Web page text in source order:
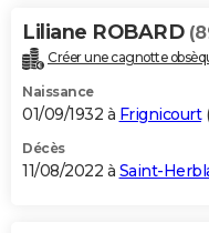
Liliane ROBARD
Créer une cagnotte
Naissance
01/09/1932 à Frignicourt(
Décès
11/08/2022 à Saint-